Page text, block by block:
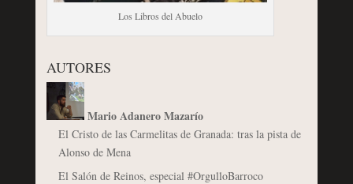
Los Libros del Abuelo
AUTORES
Mario Adanero Mazarío
El Cristo de las Carmelitas de Granada: tras la pista de
Alonso de Mena
El Salón de Reinos, especial #OrgulloBarroco